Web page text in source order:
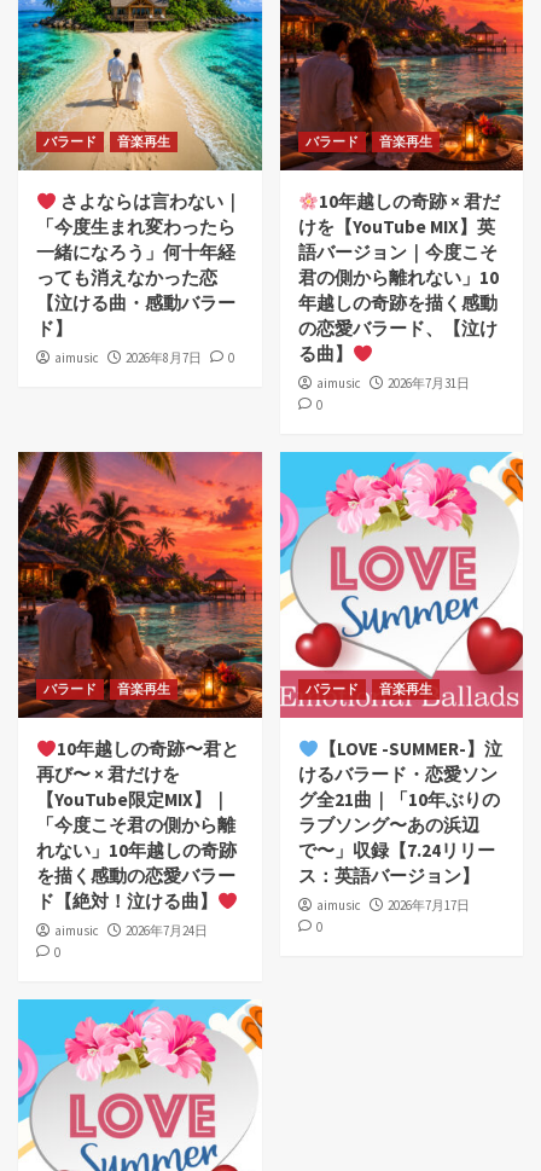
バラード 音楽再生
さよならは言わない｜
「今度生まれ変わったら
一緒になろう」何十年経
っても消えなかった恋
【泣ける曲・感動バラー
ド】
aimusic 2026年8月7日 0
バラード 音楽再生
10年越しの奇跡 × 君だ
けを【YouTube MIX】英
語バージョン｜今度こそ
君の側から離れない」10
年越しの奇跡を描く感動
の恋愛バラード、【泣け
る曲】
aimusic
2026年7月31日
0
バラード 音楽再生
10年越しの奇跡〜君と
再び〜 × 君だけを
【YouTube限定MIX】｜
「今度こそ君の側から離
れない」10年越しの奇跡
を描く感動の恋愛バラー
ド【絶対！泣ける曲】
aimusic
2026年7月24日
0
バラード 音楽再生
【LOVE -SUMMER-】泣
けるバラード・恋愛ソン
グ全21曲｜「10年ぶりの
ラブソング〜あの浜辺
で〜」収録【7.24リリー
ス：英語バージョン】
aimusic
2026年7月17日
0